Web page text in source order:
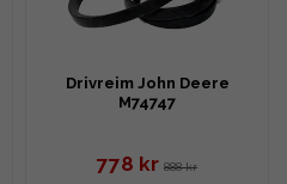
Drivreim John Deere
M74747
778 kr 888 kr